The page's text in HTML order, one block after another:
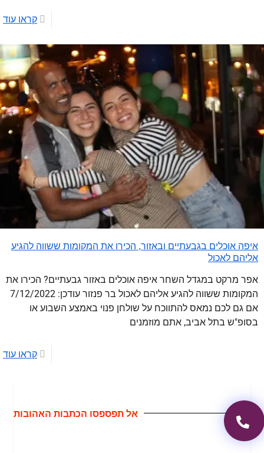
קראו עוד
איפה אוכלים בגבעתיים ובאזור, הכירו את המקומות ששווה להגיע
אליהם לאכול
אפר מרקט במגדל השחר איפה אוכלים באזור גבעתיים? הכירו את
המקומות ששווה להגיע אליהם לאכול בר פנזור עודכן: 7/12/2022
אם גם לכם נמאס להתווכח על שולחן פנוי באמצע השבוע או
בסופ"ש בתל אביב, אתם מוזמנים
קראו עוד
אל תפספסו הכתבות האהובות